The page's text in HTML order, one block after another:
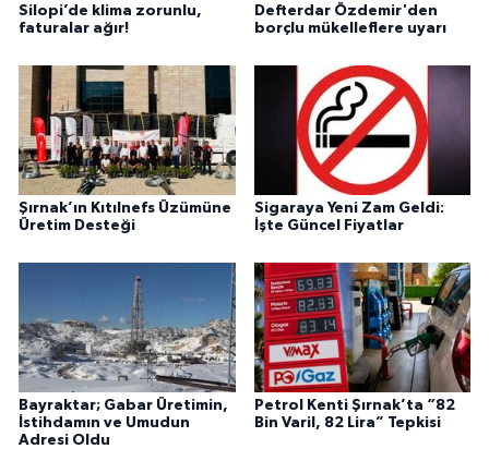
Silopi’de klima zorunlu,
faturalar ağır!
Defterdar Özdemir'den
borçlu mükelleflere uyarı
Şırnak’ın Kıtılnefs Üzümüne
Üretim Desteği
Sigaraya Yeni Zam Geldi:
İşte Güncel Fiyatlar
Bayraktar; Gabar Üretimin,
İstihdamın ve Umudun
Adresi Oldu
Petrol Kenti Şırnak’ta “82
Bin Varil, 82 Lira” Tepkisi